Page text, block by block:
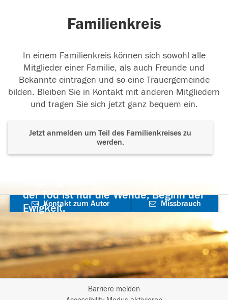
Familienkreis
In einem Familienkreis können sich sowohl alle
Mitglieder einer Familie, als auch Freunde und
Bekannte eintragen und so eine Trauergemeinde
bilden. Bleiben Sie in Kontakt mit anderen Mitgliedern
und tragen Sie sich jetzt ganz bequem ein.
Jetzt anmelden um Teil des Familienkreises zu
werden.
der Tod ist nur die Wende, Beginn der
Ewigkeit.
Kontakt zum Autor
aufnehmen
Missbrauch
Barriere melden